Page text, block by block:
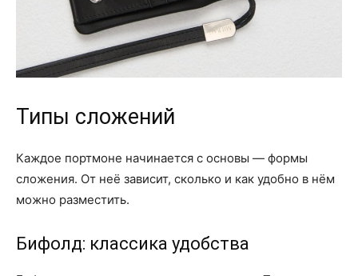
Типы сложений
Каждое портмоне начинается с основы — формы
сложения. От неё зависит, сколько и как удобно в нём
можно разместить.
Бифолд: классика удобства